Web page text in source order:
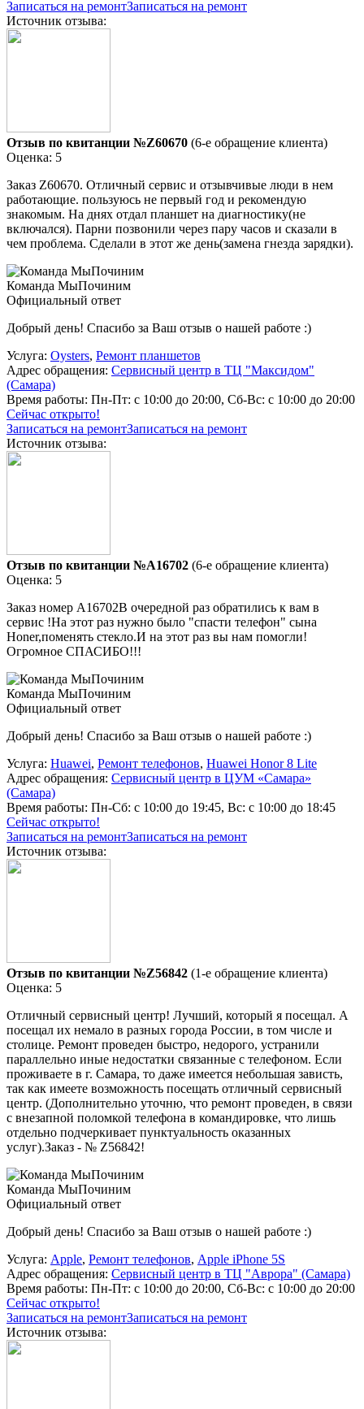
Записаться на ремонтЗаписаться на ремонт
Источник отзыва:
Отзыв по квитанции №Z60670 (6-е обращение клиента)
Оценка: 5
Заказ Z60670. Отличный сервис и отзывчивые люди в нем
работающие. пользуюсь не первый год и рекомендую
знакомым. На днях отдал планшет на диагностику(не
включался). Парни позвонили через пару часов и сказали в
чем проблема. Сделали в этот же день(замена гнезда зарядки).
Команда МыПочиним
Официальный ответ
Добрый день! Спасибо за Ваш отзыв о нашей работе :)
Услуга: Oysters, Ремонт планшетов
Адрес обращения: Сервисный центр в ТЦ "Максидом"
(Самара)
Время работы: Пн-Пт: с 10:00 до 20:00, Сб-Вс: с 10:00 до 20:00
Сейчас открыто!
Записаться на ремонтЗаписаться на ремонт
Источник отзыва:
Отзыв по квитанции №A16702 (6-е обращение клиента)
Оценка: 5
Заказ номер А16702В очередной раз обратились к вам в
сервис !На этот раз нужно было "спасти телефон" сына
Honer,поменять стекло.И на этот раз вы нам помогли!
Огромное СПАСИБО!!!
Команда МыПочиним
Официальный ответ
Добрый день! Спасибо за Ваш отзыв о нашей работе :)
Услуга: Huawei, Ремонт телефонов, Huawei Honor 8 Lite
Адрес обращения: Сервисный центр в ЦУМ «Самара»
(Самара)
Время работы: Пн-Сб: с 10:00 до 19:45, Вс: с 10:00 до 18:45
Сейчас открыто!
Записаться на ремонтЗаписаться на ремонт
Источник отзыва:
Отзыв по квитанции №Z56842 (1-е обращение клиента)
Оценка: 5
Отличный сервисный центр! Лучший, который я посещал. А
посещал их немало в разных города России, в том числе и
столице. Ремонт проведен быстро, недорого, устранили
параллельно иные недостатки связанные с телефоном. Если
проживаете в г. Самара, то даже имеется небольшая зависть,
так как имеете возможность посещать отличный сервисный
центр. (Дополнительно уточню, что ремонт проведен, в связи
с внезапной поломкой телефона в командировке, что лишь
отдельно подчеркивает пунктуальность оказанных
услуг).Заказ - № Z56842!
Команда МыПочиним
Официальный ответ
Добрый день! Спасибо за Ваш отзыв о нашей работе :)
Услуга: Apple, Ремонт телефонов, Apple iPhone 5S
Адрес обращения: Сервисный центр в ТЦ "Аврора" (Самара)
Время работы: Пн-Пт: с 10:00 до 20:00, Сб-Вс: с 10:00 до 20:00
Сейчас открыто!
Записаться на ремонтЗаписаться на ремонт
Источник отзыва: